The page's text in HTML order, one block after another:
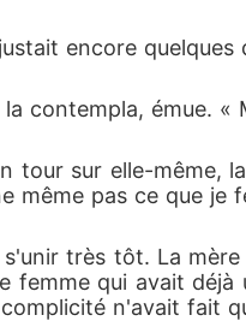
encore
contempla, émue.
tour sur elle-même,
même pas ce que
très tôt. La
femme qui avait
n'avait fait